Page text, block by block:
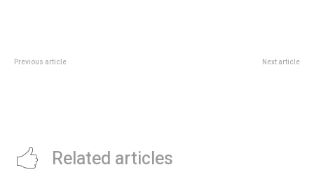
Previous article Next article
Related articles